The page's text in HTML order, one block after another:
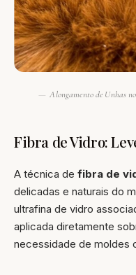
Alongamento de Unhas
Fibra de Vidro:
A técnica de fibra de
delicadas e naturais do
ultrafina de vidro
aplicada diretamente
necessidade de moldes